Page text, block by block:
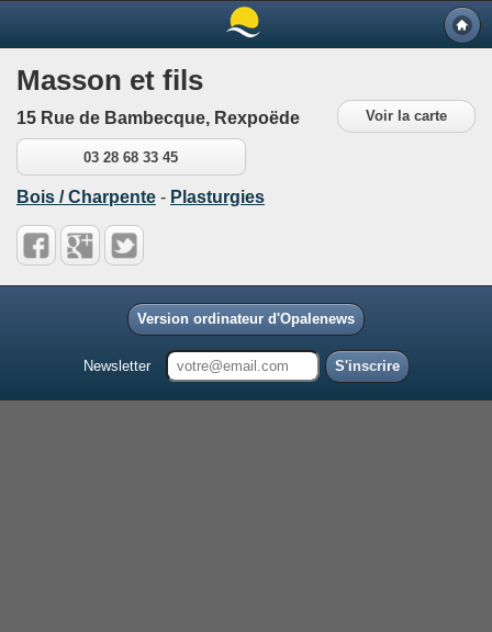
Masson et fils
Voir la carte
15 Rue de Bambecque, Rexpoëde
03 28 68 33 45
Bois / Charpente - Plasturgies
Version ordinateur d'Opalenews
Newsletter S'inscrire